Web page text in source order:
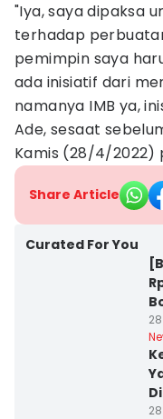
"Iya, saya dipaksa
terhadap
pemimpin saya
ada inisiatif dari
namanya IMB ya,
Ade, sesaat
Kamis (28/4/2022)
Share Article
Curated For You